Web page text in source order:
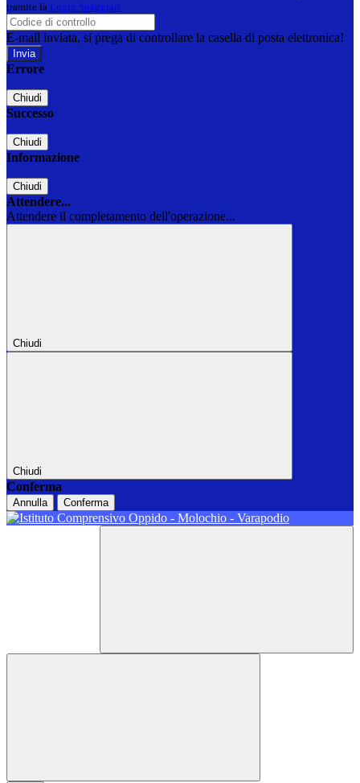
tramite la Login Spaggiari
E-mail inviata, si prega di controllare la casella di posta elettronica!
Errore
Chiudi
Successo
Chiudi
Informazione
Chiudi
Attendere...
Attendere il completamento dell'operazione...
Chiudi
Chiudi
Conferma
Annulla Conferma